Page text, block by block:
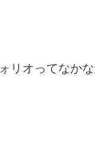
リオってなか